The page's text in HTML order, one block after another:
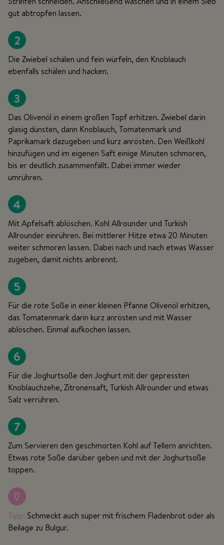
gut abtropfen lassen.
2
Die Zwiebel schälen und fein würfeln, den Knoblauch
ebenfalls schälen und hacken.
3
Das Olivenöl in einem großen Topf erhitzen. Zwiebel darin
glasig dünsten, dann Knoblauch, Tomatenmark und
Paprikamark dazugeben und kurz anrösten. Den Weißkohl
hinzufügen und im eigenen Saft einige Minuten schmoren,
bis er deutlich zusammenfällt. Dabei immer wieder
umrühren.
4
Mit Apfelsaft ablöschen. Kohl Allrounder und Turkish
Allrounder einrühren. Bei mittlerer Hitze etwa 20 Minuten
weiter schmoren lassen. Dabei nach und nach etwas Wasser
zugeben, damit nichts anbrennt.
5
Für die rote Soße in einer kleinen Pfanne Olivenöl erhitzen,
das Tomatenmark darin kurz anrösten und mit Wasser
ablöschen. Einmal aufkochen lassen.
6
Für die Joghurtsoße den Joghurt mit der gepressten
Knoblauchzehe, Zitronensaft, Turkish Allrounder und etwas
Salz verrühren.
7
Zum Servieren den geschmorten Kohl auf Tellern anrichten.
Etwas rote Soße darüber geben und mit der Joghurtsoße
toppen.
Tipp: Schmeckt auch super mit frischem Fladenbrot oder als
Beilage zu Bulgur.